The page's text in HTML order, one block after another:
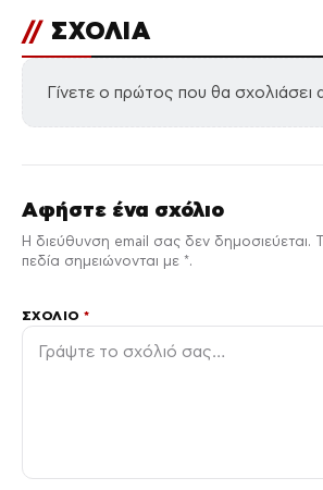
// ΣΧΟΛΙΑ
Γίνετε ο πρώτος που θα σχολιάσει
Αφήστε ένα σχόλιο
Η διεύθυνση email σας δεν δημοσιεύεται.
πεδία σημειώνονται με *.
ΣΧΌΛΙΟ*